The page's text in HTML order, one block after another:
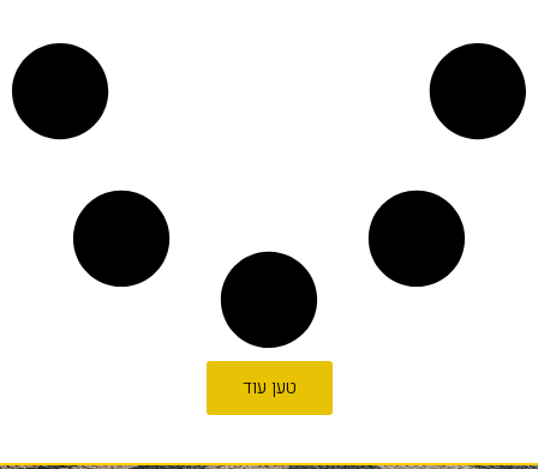
טען עוד